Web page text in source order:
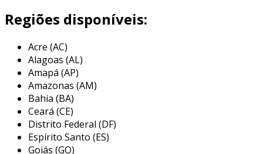
durabilidade, permitindo que o equipamento
realize cortes precisos e eficientes.
geralmente, os discos de serra vêm equipados
com dentes serrilhados ou lâminas, que
favorecem um corte mais agressivo e rápido.
esse design inovador é fundamental para
profissionais que utilizam a roçadeira em
atividades agrícolas, paisagísticas ou de
manutenção de áreas verdes. a escolha do disco
adequado pode impactar diretamente na
Regiões disponíveis:
Acre (AC)
Alagoas (AL)
Amapá (AP)
Amazonas (AM)
Bahia (BA)
Ceará (CE)
Distrito Federal (DF)
Espírito Santo (ES)
Goiás (GO)